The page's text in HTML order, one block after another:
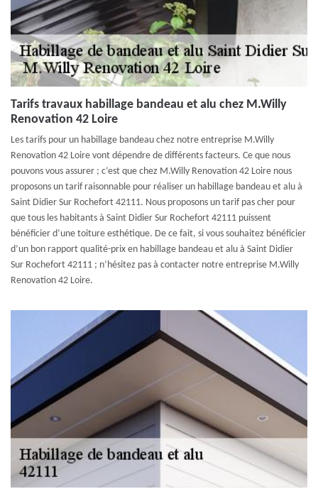
Tarifs travaux habillage bandeau et alu chez M.Willy
Renovation 42 Loire
Les tarifs pour un habillage bandeau chez notre entreprise M.Willy
Renovation 42 Loire vont dépendre de différents facteurs. Ce que nous
pouvons vous assurer ; c’est que chez M.Willy Renovation 42 Loire nous
proposons un tarif raisonnable pour réaliser un habillage bandeau et alu à
Saint Didier Sur Rochefort 42111. Nous proposons un tarif pas cher pour
que tous les habitants à Saint Didier Sur Rochefort 42111 puissent
bénéficier d’une toiture esthétique. De ce fait, si vous souhaitez bénéficier
d’un bon rapport qualité-prix en habillage bandeau et alu à Saint Didier
Sur Rochefort 42111 ; n’hésitez pas à contacter notre entreprise M.Willy
Renovation 42 Loire.